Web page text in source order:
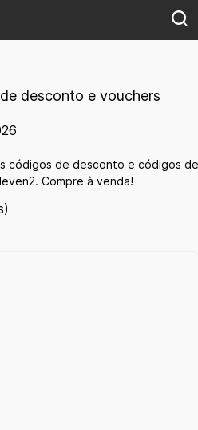
desconto e vouchers
códigos de desconto e códigos de
Compre à venda!